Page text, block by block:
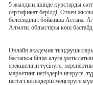
5 жылдың ішінде курстарды
сертификат берілді. Өткен
белсенділігі бойынша Астана,
Алматы облыстары көш
Онлайн академия тыңдаушылары
бастапқы білім алуға
ерекшелігін түсінуге,
маркетинг негіздерін игеруге,
негізгі кезеңдерін меңгеруге